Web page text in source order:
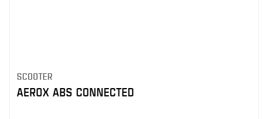
SCOOTER
AEROX ABS CONNECTED